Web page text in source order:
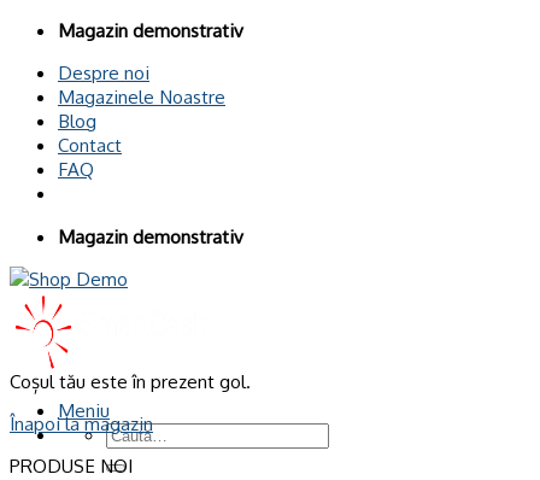
OmitețiMagazin demonstrativ
Despre noi
Magazinele Noastre
Blog
Contact
FAQ
Magazin demonstrativ
Meniu
Caută
după:
Coșul tău este în prezent gol.
Înapoi la magazin
PRODUSE NOI